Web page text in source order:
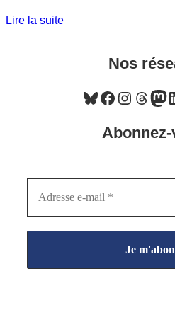
Lire la suite
Nos
Bluesky Facebook Instagram Threads Mastodon LinkedIn